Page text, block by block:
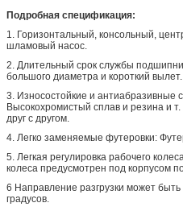
Подробная спецификация:
1. Горизонтальный, консольный,
шламовый насос.
2. Длительный срок службы
большого диаметра и короткий вылет.
3. Износостойкие и антиабразивные
Высокохромистый сплав и резина и
друг с другом.
4. Легко заменяемые футеровки:
5. Легкая регулировка рабочего
колеса предусмотрен под корпусом
6 Направление разгрузки может
градусов.